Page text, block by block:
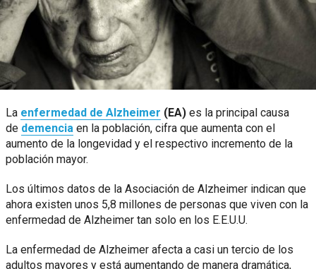
La enfermedad de Alzheimer (EA) es la principal causa
de demencia en la población, cifra que aumenta con el
aumento de la longevidad y el respectivo incremento de la
población mayor.
Los últimos datos de la Asociación de Alzheimer indican que
ahora existen unos 5,8 millones de personas que viven con la
enfermedad de Alzheimer tan solo en los E.E.U.U.
La enfermedad de Alzheimer afecta a casi un tercio de los
adultos mayores y está aumentando de manera dramática,